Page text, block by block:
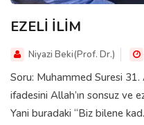
EZELİ İLİM
Niyazi Beki(Prof. Dr.)
Soru: Muhammed Suresi
ifadesini Allah’ın sonsuz ve
Yani buradaki “Biz bilene